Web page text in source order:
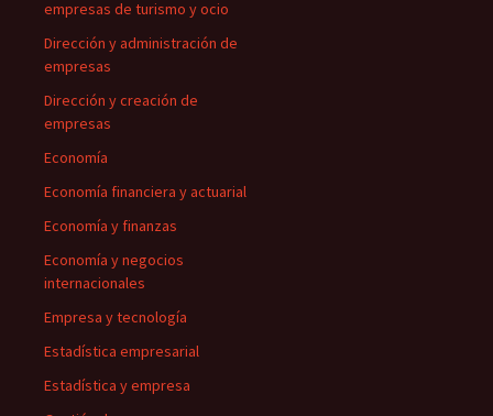
empresas de turismo y ocio
Dirección y administración de
empresas
Dirección y creación de
empresas
Economía
Economía financiera y actuarial
Economía y finanzas
Economía y negocios
internacionales
Empresa y tecnología
Estadística empresarial
Estadística y empresa